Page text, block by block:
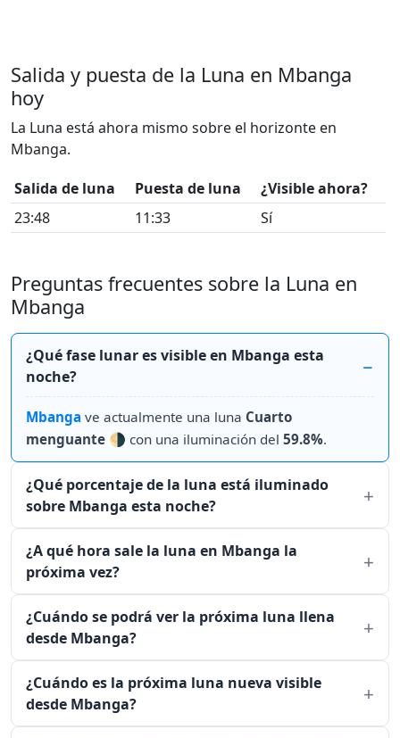
Salida y puesta de la Luna en Mbanga
hoy
La Luna está ahora mismo sobre el horizonte en
Mbanga.
Salida de luna
Puesta de luna
¿Visible ahora?
23:48
11:33 Sí
Preguntas frecuentes sobre la Luna en
Mbanga
¿Qué fase lunar es visible en Mbanga esta
noche?
Mbanga ve actualmente una luna Cuarto
menguante 🌗 con una iluminación del 59.8%.
¿Qué porcentaje de la luna está iluminado
sobre Mbanga esta noche?
¿A qué hora sale la luna en Mbanga la
próxima vez?
¿Cuándo se podrá ver la próxima luna llena
desde Mbanga?
¿Cuándo es la próxima luna nueva visible
desde Mbanga?